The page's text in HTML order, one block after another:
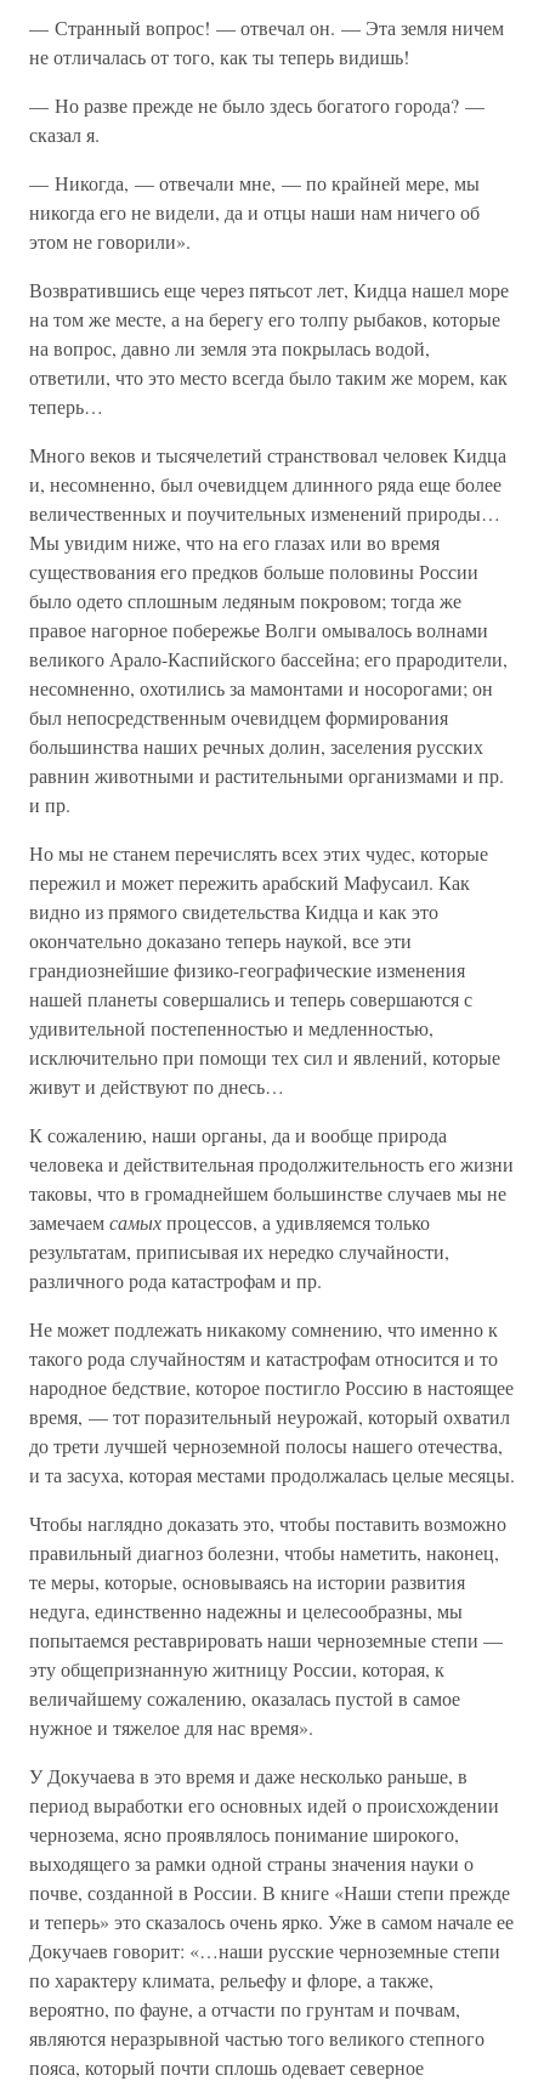
— Странный вопрос! — отвечал он. — Эта земля ничем
не отличалась от того, как ты теперь видишь!
— Но разве прежде не было здесь богатого города? —
сказал я.
— Никогда, — отвечали мне, — по крайней мере, мы
никогда его не видели, да и отцы наши нам ничего об
этом не говорили».
Возвратившись еще через пятьсот лет, Кидца нашел море
на том же месте, а на берегу его толпу рыбаков, которые
на вопрос, давно ли земля эта покрылась водой,
ответили, что это место всегда было таким же морем, как
теперь…
Много веков и тысячелетий странствовал человек Кидца
и, несомненно, был очевидцем длинного ряда еще более
величественных и поучительных изменений природы…
Мы увидим ниже, что на его глазах или во время
существования его предков больше половины России
было одето сплошным ледяным покровом; тогда же
правое нагорное побережье Волги омывалось волнами
великого Арало-Каспийского бассейна; его прародители,
несомненно, охотились за мамонтами и носорогами; он
был непосредственным очевидцем формирования
большинства наших речных долин, заселения русских
равнин животными и растительными организмами и пр.
и пр.
Но мы не станем перечислять всех этих чудес, которые
пережил и может пережить арабский Мафусаил. Как
видно из прямого свидетельства Кидца и как это
окончательно доказано теперь наукой, все эти
грандиознейшие физико-географические изменения
нашей планеты совершались и теперь совершаются с
удивительной постепенностью и медленностью,
исключительно при помощи тех сил и явлений, которые
живут и действуют по днесь…
К сожалению, наши органы, да и вообще природа
человека и действительная продолжительность его жизни
таковы, что в громаднейшем большинстве случаев мы не
замечаемсамыхпроцессов, а удивляемся только
результатам, приписывая их нередко случайности,
различного рода катастрофам и пр.
Не может подлежать никакому сомнению, что именно к
такого рода случайностям и катастрофам относится и то
народное бедствие, которое постигло Россию в настоящее
время, — тот поразительный неурожай, который охватил
до трети лучшей черноземной полосы нашего отечества,
и та засуха, которая местами продолжалась целые месяцы.
Чтобы наглядно доказать это, чтобы поставить возможно
правильный диагноз болезни, чтобы наметить, наконец,
те меры, которые, основываясь на истории развития
недуга, единственно надежны и целесообразны, мы
попытаемся реставрировать наши черноземные степи —
эту общепризнанную житницу России, которая, к
величайшему сожалению, оказалась пустой в самое
нужное и тяжелое для нас время».
У Докучаева в это время и даже несколько раньше, в
период выработки его основных идей о происхождении
чернозема, ясно проявлялось понимание широкого,
выходящего за рамки одной страны значения науки о
почве, созданной в России. В книге «Наши степи прежде
и теперь» это сказалось очень ярко. Уже в самом начале ее
Докучаев говорит: «…наши русские черноземные степи
по характеру климата, рельефу и флоре, а также,
вероятно, по фауне, а отчасти по грунтам и почвам,
являются неразрывной частью того великого степного
пояса, который почти сплошь одевает северное